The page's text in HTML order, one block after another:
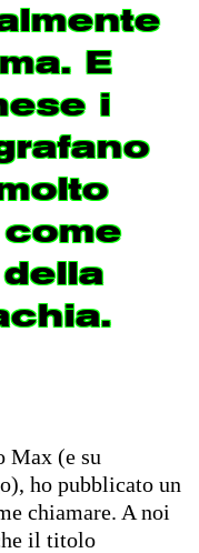
E
i
Max (e su
ho pubblicato un
chiamare. A noi
il titolo